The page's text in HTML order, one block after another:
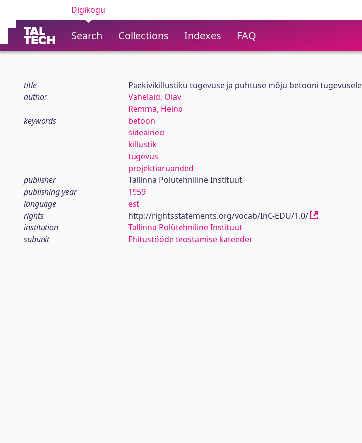
Digikogu
Search Collections Indexes FAQ
title
Paekivikillustiku tugevuse ja puhtuse mõju betooni tugevusele
author
Vahelaid, Olav
Remma, Heino
keywords
betoon
sideained
killustik
tugevus
projektiaruanded
publisher
Tallinna Polütehniline Instituut
publishing year
1959
language
est
rights
http://rightsstatements.org/vocab/InC-EDU/1.0/
institution
Tallinna Polütehniline Instituut
subunit
Ehitustööde teostamise kateeder